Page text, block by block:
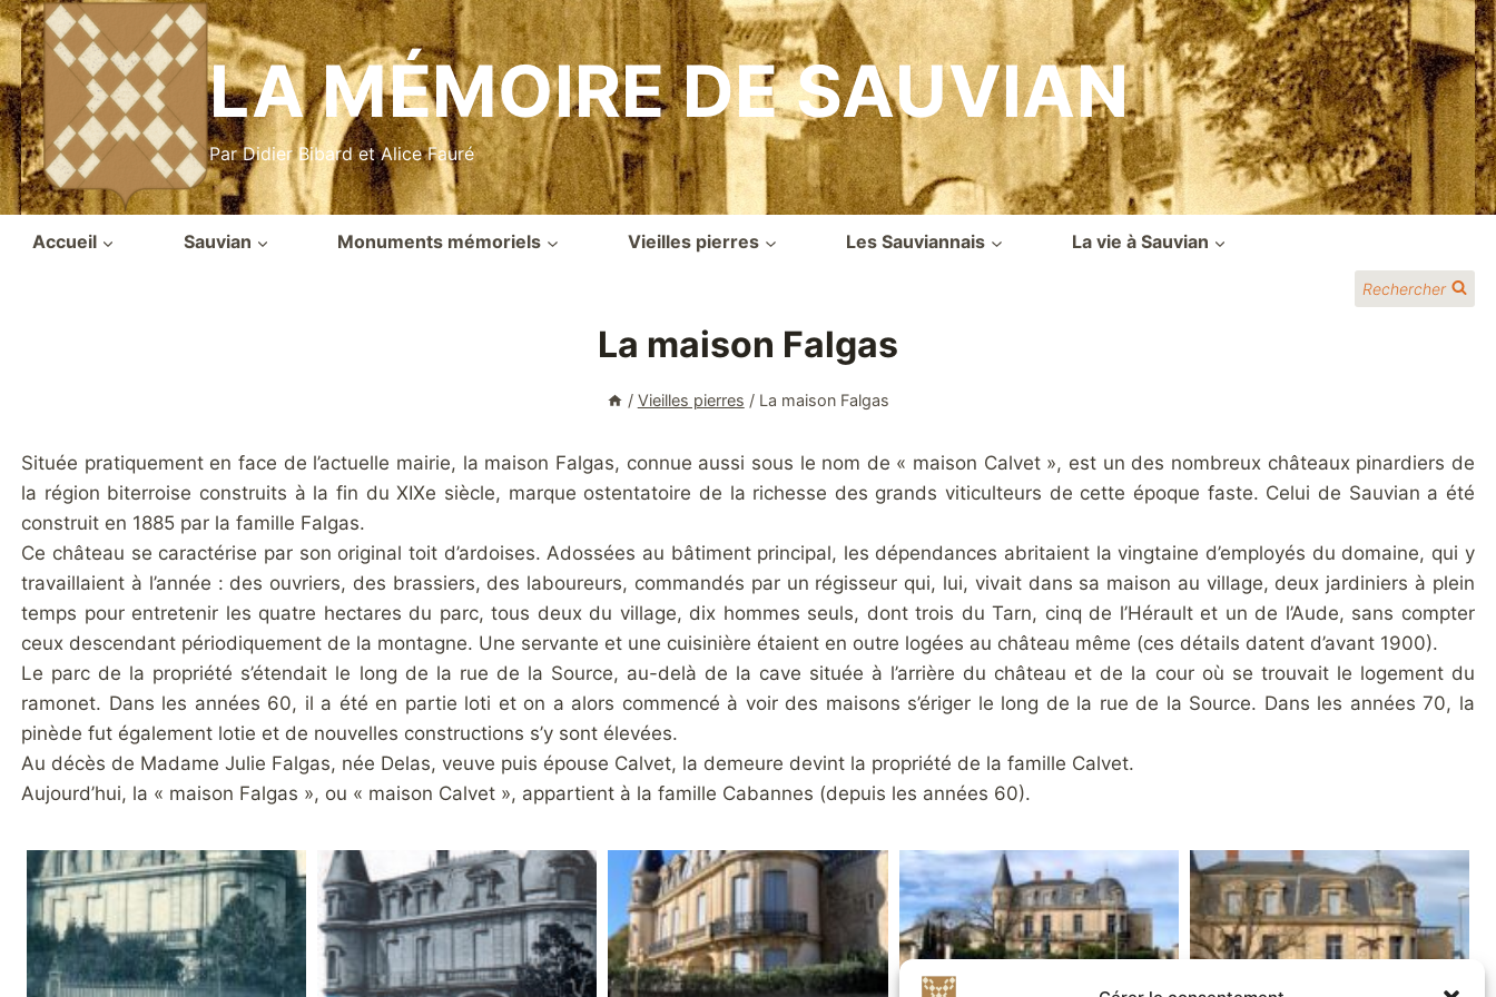
Aller
au
contenu
LA MÉMOIRE DE SAUVIAN
Par Didier Bibard et Alice Fauré
Accueil Sauvian Monuments mémoriels Vieilles pierres Les Sauviannais La vie à Sauvian
Rechercher
La maison Falgas
/ Vieilles pierres / La maison Falgas
Située pratiquement en face de l’actuelle mairie, la maison Falgas, connue aussi sous le nom de « maison Calvet », est un des nombreux châteaux pinardiers de
la région biterroise construits à la fin du XIXe siècle, marque ostentatoire de la richesse des grands viticulteurs de cette époque faste. Celui de Sauvian a été
construit en 1885 par la famille Falgas.
Ce château se caractérise par son original toit d’ardoises. Adossées au bâtiment principal, les dépendances abritaient la vingtaine d’employés du domaine, qui y
travaillaient à l’année : des ouvriers, des brassiers, des laboureurs, commandés par un régisseur qui, lui, vivait dans sa maison au village, deux jardiniers à plein
temps pour entretenir les quatre hectares du parc, tous deux du village, dix hommes seuls, dont trois du Tarn, cinq de l’Hérault et un de l’Aude, sans compter
ceux descendant périodiquement de la montagne. Une servante et une cuisinière étaient en outre logées au château même (ces détails datent d’avant 1900).
Le parc de la propriété s’étendait le long de la rue de la Source, au-delà de la cave située à l’arrière du château et de la cour où se trouvait le logement du
ramonet. Dans les années 60, il a été en partie loti et on a alors commencé à voir des maisons s’ériger le long de la rue de la Source. Dans les années 70, la
pinède fut également lotie et de nouvelles constructions s’y sont élevées.
Au décès de Madame Julie Falgas, née Delas, veuve puis épouse Calvet, la demeure devint la propriété de la famille Calvet.
Aujourd’hui, la « maison Falgas », ou « maison Calvet », appartient à la famille Cabannes (depuis les années 60).